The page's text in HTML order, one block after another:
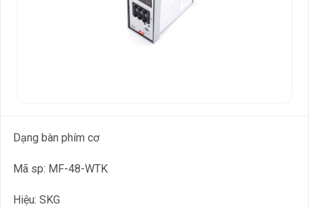
Dạng bàn phím cơ
Mã sp: MF-48-WTK
Hiệu: SKG